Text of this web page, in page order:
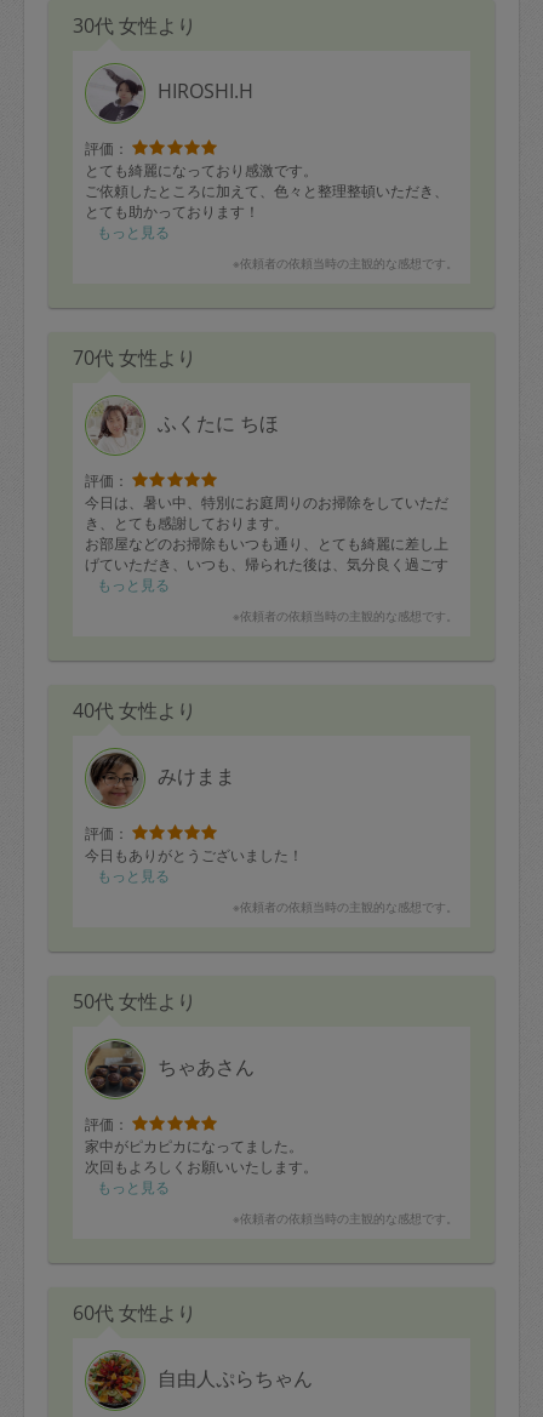
30代 女性より
HIROSHI.H
評価：
とても綺麗になっており感激です。
ご依頼したところに加えて、色々と整理整頓いただき、
とても助かっております！
もっと見る
※依頼者の依頼当時の主観的な感想です。
70代 女性より
ふくたに ちほ
評価：
今日は、暑い中、特別にお庭周りのお掃除をしていただ
き、とても感謝しております。
お部屋などのお掃除もいつも通り、とても綺麗に差し上
げていただき、いつも、帰られた後は、気分良く過ごす
ことができます。
もっと見る
※依頼者の依頼当時の主観的な感想です。
40代 女性より
みけまま
評価：
今日もありがとうございました！
もっと見る
※依頼者の依頼当時の主観的な感想です。
50代 女性より
ちゃあさん
評価：
家中がピカピカになってました。
次回もよろしくお願いいたします。
もっと見る
※依頼者の依頼当時の主観的な感想です。
60代 女性より
自由人ぷらちゃん